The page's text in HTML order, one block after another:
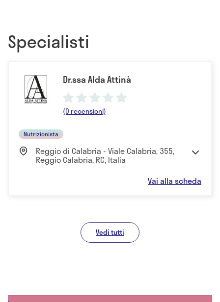
Specialisti
Dr.ssa Alda Attinà
(0 recensioni)
Nutrizionista
Reggio di Calabria - Viale Calabria, 355,
Reggio Calabria, RC, Italia
Vai alla scheda
Vedi tutti